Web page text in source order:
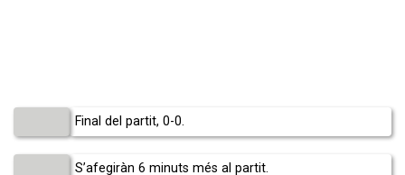
Final del partit, 0-0.
S’afegiràn 6 minuts més al partit.